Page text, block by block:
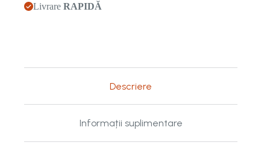
Livrare RAPIDĂ
Descriere
Informații suplimentare